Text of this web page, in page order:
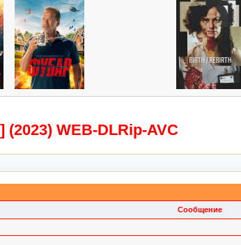
(2023) WEB-DLRip-AVC
Сообщение